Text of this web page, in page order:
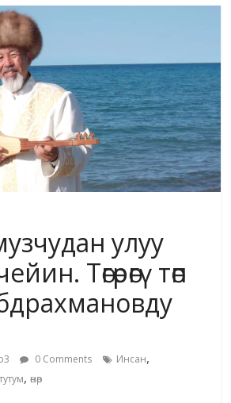
улуу
Төгөрөгү төп
0 Comments Инсан,
,өнөр